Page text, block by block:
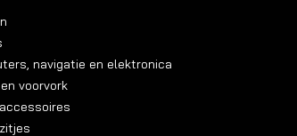
navigatie en elektronica
voorvork